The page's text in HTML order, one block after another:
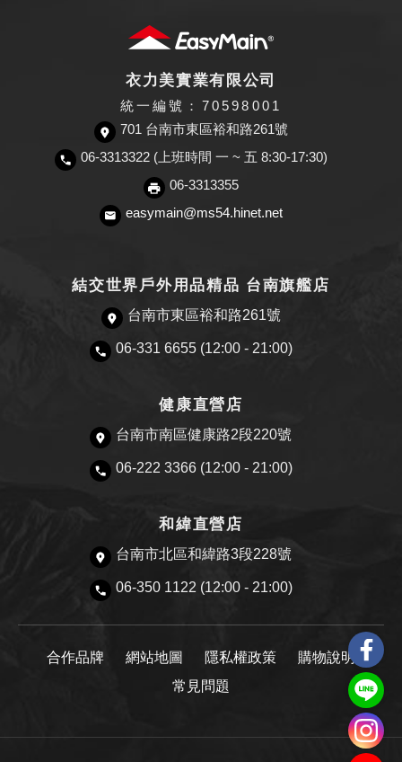
衣力美實業有限公司
統一編號：70598001
701 台南市東區裕和路261號
06-3313322 (上班時間 一 ~ 五 8:30-17:30)
06-3313355
easymain@ms54.hinet.net
結交世界戶外用品精品 台南旗艦店
台南市東區裕和路261號
06-331 6655 (12:00 - 21:00)
健康直營店
台南市南區健康路2段220號
06-222 3366 (12:00 - 21:00)
和緯直營店
台南市北區和緯路3段228號
06-350 1122 (12:00 - 21:00)
合作品牌 網站地圖 隱私權政策
購物說明
常見問題